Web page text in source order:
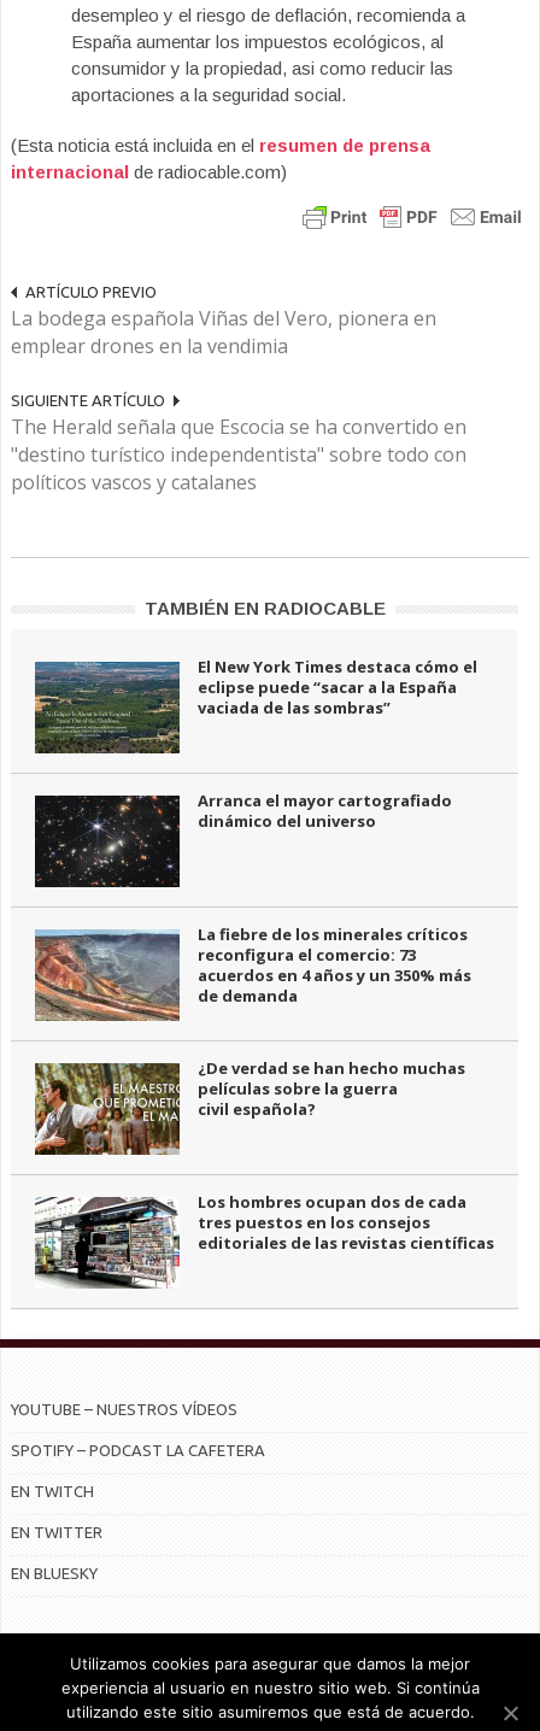
desempleo y el riesgo de deflación, recomienda a
España aumentar los impuestos ecológicos, al
consumidor y la propiedad, asi como reducir las
aportaciones a la seguridad social.
(Esta noticia está incluida en el resumen de prensa
internacional de radiocable.com)
ARTÍCULO PREVIO
La bodega española Viñas del Vero, pionera en
emplear drones en la vendimia
SIGUIENTE ARTÍCULO
The Herald señala que Escocia se ha convertido en
"destino turístico independentista" sobre todo con
políticos vascos y catalanes
TAMBIÉN EN RADIOCABLE
El New York Times destaca cómo el
eclipse puede “sacar a la España
vaciada de las sombras”
Arranca el mayor cartografiado
dinámico del universo
La fiebre de los minerales críticos
reconfigura el comercio: 73
acuerdos en 4 años y un 350% más
de demanda
¿De verdad se han hecho muchas
películas sobre la guerra
civil española?
Los hombres ocupan dos de cada
tres puestos en los consejos
editoriales de las revistas científicas
YOUTUBE – NUESTROS VÍDEOS
SPOTIFY – PODCAST LA CAFETERA
EN TWITCH
EN TWITTER
EN BLUESKY
© Radiocable en Internet S.L.
Utilizamos cookies para asegurar que damos la mejor
experiencia al usuario en nuestro sitio web. Si continúa
utilizando este sitio asumiremos que está de acuerdo.